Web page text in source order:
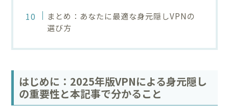
まとめ：あなたに最適な身元隠しVPNの
選び方
はじめに：2025年版VPNによる身元隠し
の重要性と本記事で分かること